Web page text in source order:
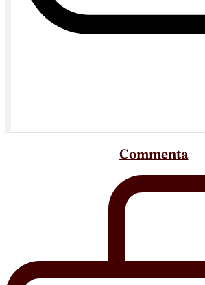
Commenta